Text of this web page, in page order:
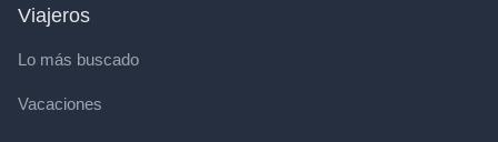
Viajeros
Lo más buscado
Vacaciones